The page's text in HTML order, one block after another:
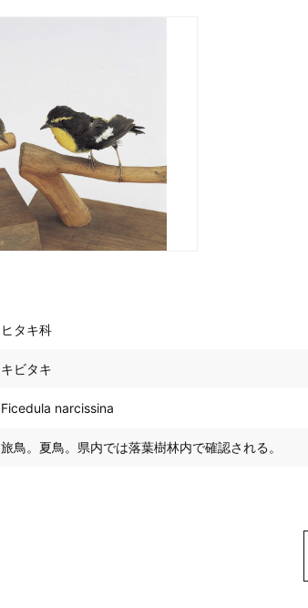
ヒタキ科
キビタキ
Ficedula narcissina
旅鳥。夏鳥。県内では落葉樹林内で確認される。